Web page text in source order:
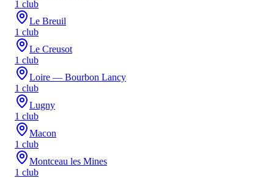
1 club
Le Breuil
1 club
Le Creusot
1 club
Loire — Bourbon Lancy
1 club
Lugny
1 club
Macon
1 club
Montceau les Mines
1 club